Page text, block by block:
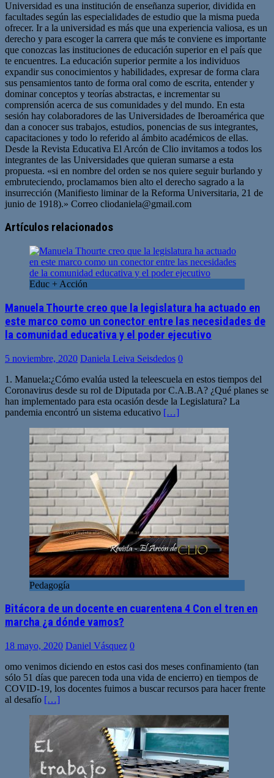
Universidad es una institución de enseñanza superior, dividida en
facultades según las especialidades de estudio que la misma pueda
ofrecer. Ir a la universidad es más que una experiencia valiosa, es un
derecho y para escoger la carrera que más te conviene es importante
que conozcas las instituciones de educación superior en el país que
te encuentres. La educación superior permite a los individuos
expandir sus conocimientos y habilidades, expresar de forma clara
sus pensamientos tanto de forma oral como de escrita, entender y
dominar conceptos y teorías abstractas, e incrementar su
comprensión acerca de sus comunidades y del mundo. En esta
sesión hay colaboradores de las Universidades de Iberoamérica que
dan a conocer sus trabajos, estudios, ponencias de sus integrantes,
capacitaciones y todo lo referido al ámbito académicos de ellas.
Desde la Revista Educativa El Arcón de Clio invitamos a todos los
integrantes de las Universidades que quieran sumarse a esta
propuesta. «si en nombre del orden se nos quiere seguir burlando y
embruteciendo, proclamamos bien alto el derecho sagrado a la
insurrección (Manifiesto liminar de la Reforma Universitaria, 21 de
junio de 1918).» Correo cliodaniela@gmail.com
Artículos relacionados
Educ + Acción
Manuela Thourte creo que la legislatura ha actuado en
este marco como un conector entre las necesidades de
la comunidad educativa y el poder ejecutivo
5 noviembre, 2020 Daniela Leiva Seisdedos 0
1. Manuela:¿Cómo evalúa usted la teleescuela en estos tiempos del
Coronavirus desde su rol de Diputada por C.A.B.A? ¿Qué planes se
han implementado para esta ocasión desde la Legislatura? La
pandemia encontró un sistema educativo […]
Pedagogía
Bitácora de un docente en cuarentena 4 Con el tren en
marcha ¿a dónde vamos?
18 mayo, 2020 Daniel Vásquez 0
omo venimos diciendo en estos casi dos meses confinamiento (tan
sólo 51 días que parecen toda una vida de encierro) en tiempos de
COVID-19, los docentes fuimos a buscar recursos para hacer frente
al desafío […]